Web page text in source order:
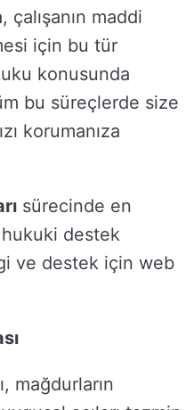
maddi
için bu tür
konusunda
bu süreçlerde size
korumanıza
sürecinde en
hukuki destek
ve destek için web
mağdurların